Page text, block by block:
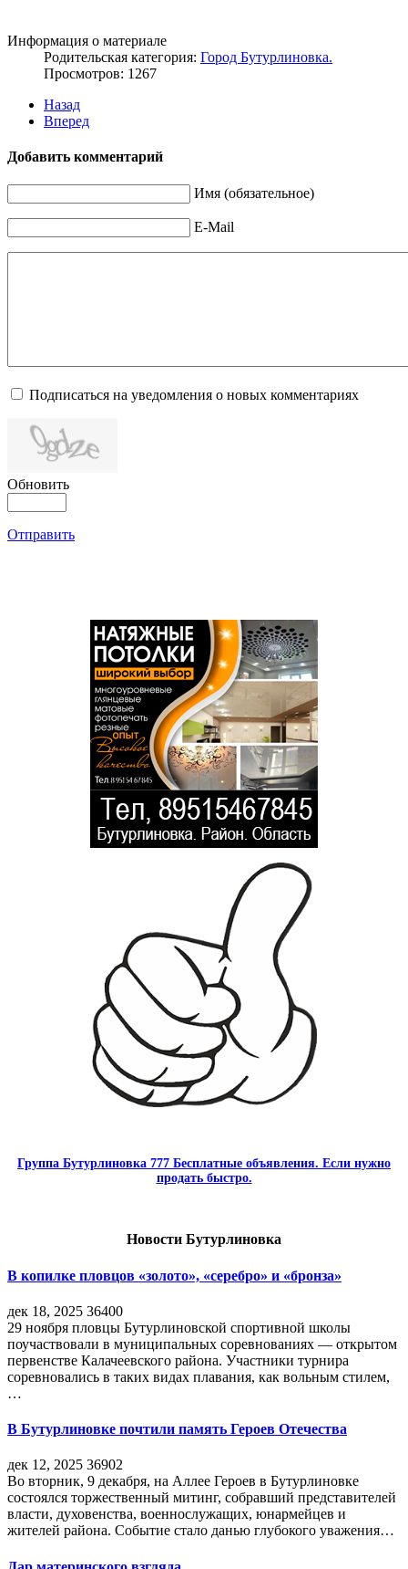
Информация о материале
Родительская категория: Город Бутурлиновка.
Просмотров: 1267
Назад
Вперед
Добавить комментарий
Имя (обязательное)
E-Mail
Подписаться на уведомления о новых комментариях
Обновить
Отправить
Группа Бутурлиновка 777 Бесплатные объявления. Если нужно
продать быстро.
Новости Бутурлиновка
В копилке пловцов «золото», «серебро» и «бронза»
дек 18, 2025 36400
29 ноября пловцы Бутурлиновской спортивной школы
поучаствовали в муниципальных соревнованиях — открытом
первенстве Калачеевского района. Участники турнира
соревновались в таких видах плавания, как вольным стилем,
…
В Бутурлиновке почтили память Героев Отечества
дек 12, 2025 36902
Во вторник, 9 декабря, на Аллее Героев в Бутурлиновке
состоялся торжественный митинг, собравший представителей
власти, духовенства, военнослужащих, юнармейцев и
жителей района. Событие стало данью глубокого уважения…